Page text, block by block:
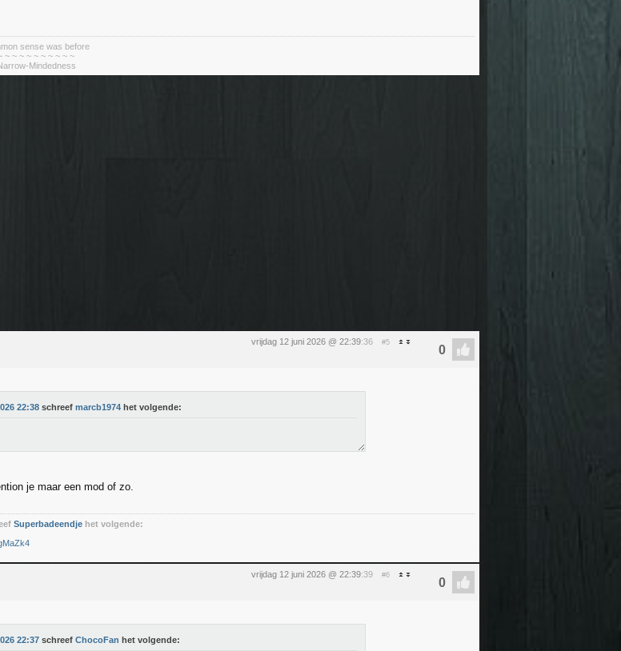
sense was before
~ ~ ~ ~ ~ ~ ~ ~ ~ ~
Mindedness
vrijdag 12 juni 2026 @ 22:39:36 #5
22:38 schreef marcb1974 het volgende:
je maar een mod of zo.
Superbadeendje het volgende:
vrijdag 12 juni 2026 @ 22:39:39 #6
22:37 schreef ChocoFan het volgende: